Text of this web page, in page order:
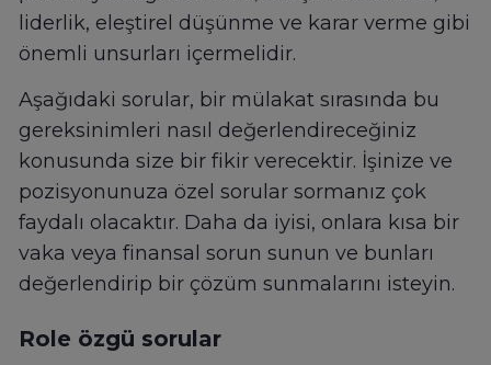
liderlik, eleştirel düşünme ve karar verme gibi
önemli unsurları içermelidir.
Aşağıdaki sorular, bir mülakat sırasında bu
gereksinimleri nasıl değerlendireceğiniz
konusunda size bir fikir verecektir. İşinize ve
pozisyonunuza özel sorular sormanız çok
faydalı olacaktır. Daha da iyisi, onlara kısa bir
vaka veya finansal sorun sunun ve bunları
değerlendirip bir çözüm sunmalarını isteyin.
Role özgü sorular